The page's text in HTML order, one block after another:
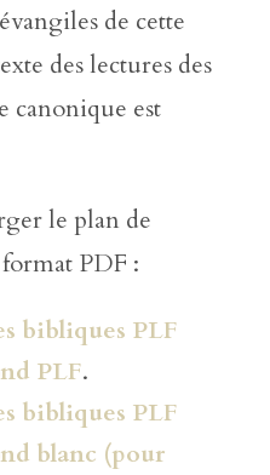
de cette
des lectures des
canonique est
le plan de
PDF :
bibliques PLF
PLF.
bibliques PLF
blanc (pour